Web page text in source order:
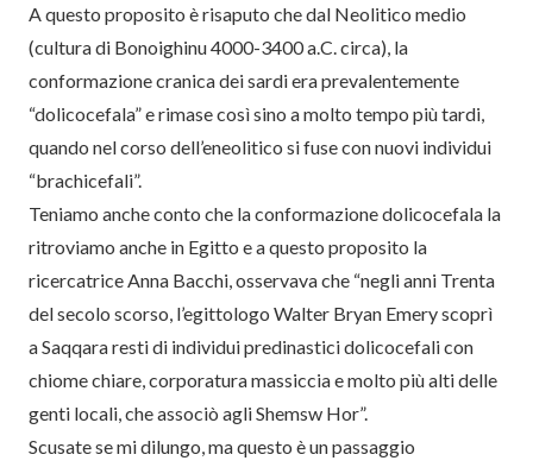
A questo proposito è risaputo che dal Neolitico medio
(cultura di Bonoighinu 4000-3400 a.C. circa), la
conformazione cranica dei sardi era prevalentemente
“dolicocefala” e rimase così sino a molto tempo più tardi,
quando nel corso dell’eneolitico si fuse con nuovi individui
“brachicefali”.
Teniamo anche conto che la conformazione dolicocefala la
ritroviamo anche in Egitto e a questo proposito la
ricercatrice Anna Bacchi, osservava che “negli anni Trenta
del secolo scorso, l’egittologo Walter Bryan Emery scoprì
a Saqqara resti di individui predinastici dolicocefali con
chiome chiare, corporatura massiccia e molto più alti delle
genti locali, che associò agli Shemsw Hor”.
Scusate se mi dilungo, ma questo è un passaggio